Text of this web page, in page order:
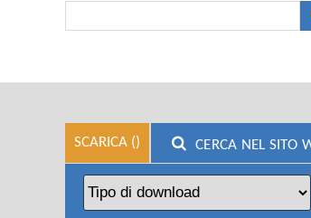
SCARICA () CERCA NEL SITO